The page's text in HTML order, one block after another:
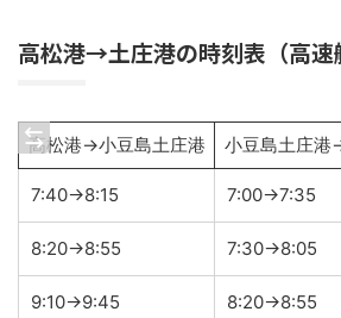
高松港→土庄港の時刻表（高速
高松港→小豆島土庄港 小豆島土庄港
7:40→8:15 7:00→7:35
8:20→8:55 7:30→8:05
9:10→9:45 8:20→8:55